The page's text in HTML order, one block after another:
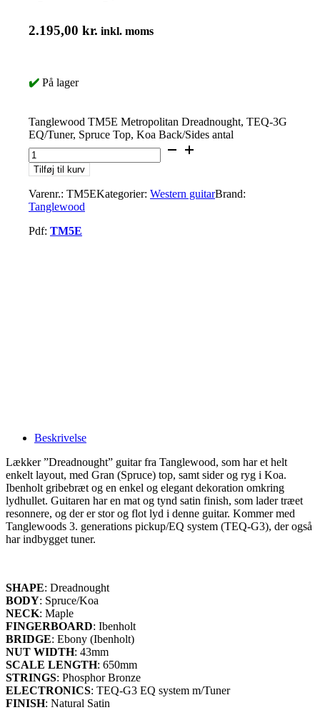
2.195,00 kr. inkl. moms
✔️ På lager
Tanglewood TM5E Metropolitan Dreadnought, TEQ-3G
EQ/Tuner, Spruce Top, Koa Back/Sides antal
Tilføj til kurv
Varenr.: TM5EKategorier: Western guitarBrand:
Tanglewood
Pdf: TM5E
Beskrivelse
Lækker ”Dreadnought” guitar fra Tanglewood, som har et helt
enkelt layout, med Gran (Spruce) top, samt sider og ryg i Koa.
Ibenholt gribebræt og en enkel og elegant dekoration omkring
lydhullet. Guitaren har en mat og tynd satin finish, som lader træet
resonnere, og der er stor og flot lyd i denne guitar. Kommer med
Tanglewoods 3. generations pickup/EQ system (TEQ-G3), der også
har indbygget tuner.
SHAPE: Dreadnought
BODY: Spruce/Koa
NECK: Maple
FINGERBOARD: Ibenholt
BRIDGE: Ebony (Ibenholt)
NUT WIDTH: 43mm
SCALE LENGTH: 650mm
STRINGS: Phosphor Bronze
ELECTRONICS: TEQ-G3 EQ system m/Tuner
FINISH: Natural Satin